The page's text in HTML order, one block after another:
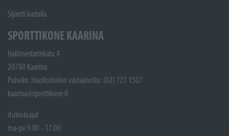
Sijainti kartalla
SPORTTIKONE KAARINA
Hallimestarinkatu 4
20780 Kaarina
Puhelin: Huoltotöiden vastaanotto: (02) 721 1507
kaarina@sporttikone.fi
Aukioloajat
ma-pe 9.00 - 17.00